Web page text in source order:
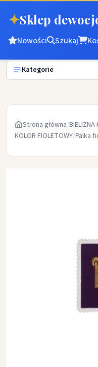
✦Sklep
Nowości Szukaj
Kategorie
Strona główna/BIELIZNA
KOLOR FIOLETOWY/Palka